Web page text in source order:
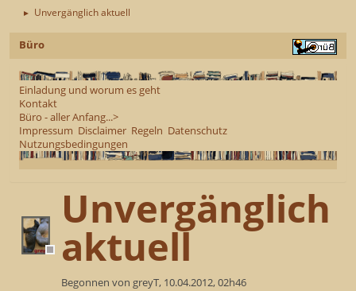
► Unvergänglich aktuell
Büro
Einladung und worum es geht
Kontakt
Büro - aller Anfang...>
Impressum Disclaimer Regeln Datenschutz
Nutzungsbedingungen
Unvergänglich
aktuell
Begonnen von greyT, 10.04.2012, 02h46